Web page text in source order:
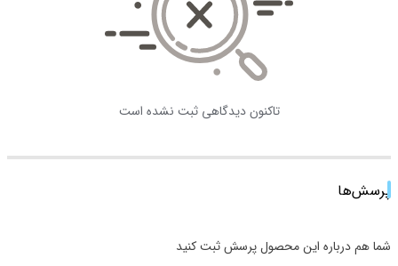
تاکنون دیدگاهی ثبت نشده است
پرسش‌ها
شما هم درباره این محصول پرسش ثبت کنید